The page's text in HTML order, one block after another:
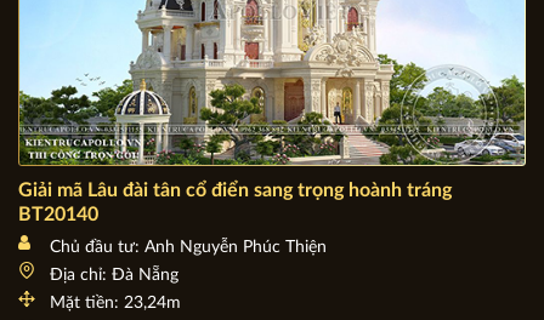
Giải mã Lâu đài tân cổ điển sang trọng hoành tráng
BT20140
Chủ đầu tư: Anh Nguyễn Phúc Thiện
Địa chỉ: Đà Nẵng
Mặt tiền: 23,24m